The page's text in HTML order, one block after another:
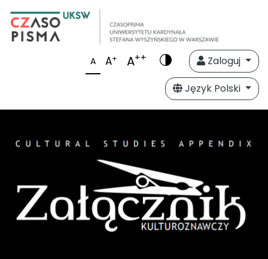
A A+ A++
Zaloguj
Język Polski